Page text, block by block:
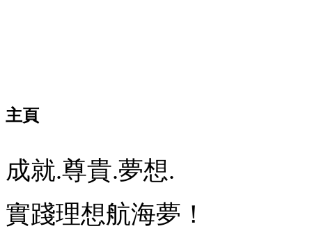
主頁
成就.尊貴.夢想.
實踐理想航海夢！